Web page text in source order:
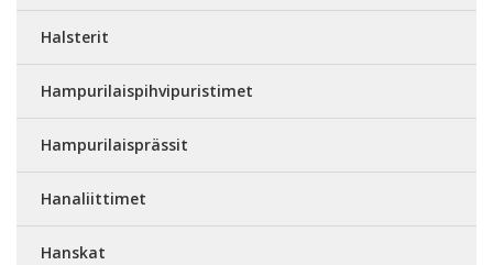
Halsterit
Hampurilaispihvipuristimet
Hampurilaisprässit
Hanaliittimet
Hanskat